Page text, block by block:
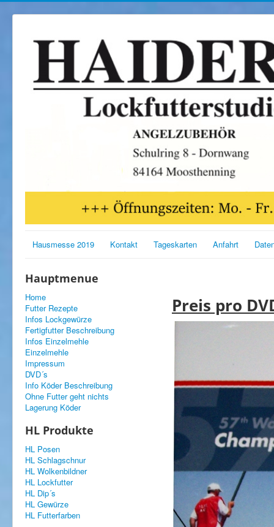
Hausmesse 2019 Kontakt Tageskarten Anfahrt
Hauptmenue
Home
Futter Rezepte
Infos Lockgewürze
Fertigfutter Beschreibung
Infos Einzelmehle
Einzelmehle
Impressum
DVD´s
Info Köder Beschreibung
Ohne Futter geht nichts
Lagerung Köder
HL Produkte
HL Posen
HL Schlagschnur
HL Wolkenbildner
HL Lockfutter
HL Dip´s
HL Gewürze
HL Futterfarben
Preis pro